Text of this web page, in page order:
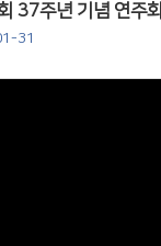
37주년 기념 연주회
31